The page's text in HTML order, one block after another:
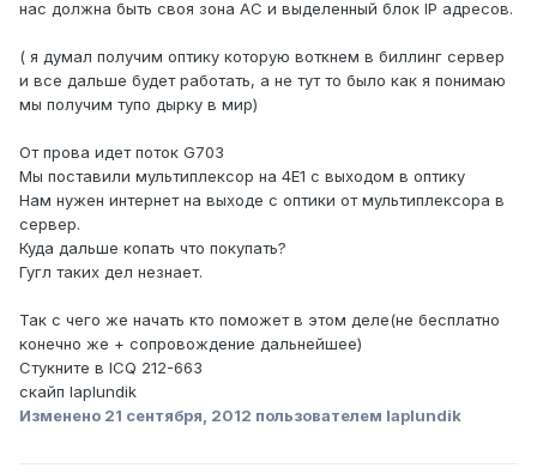
нас должна быть своя зона АС и выделенный блок IP адресов.
( я думал получим оптику которую воткнем в биллинг сервер
и все дальше будет работать, а не тут то было как я понимаю
мы получим тупо дырку в мир)
От прова идет поток G703
Мы поставили мультиплексор на 4Е1 с выходом в оптику
Нам нужен интернет на выходе с оптики от мультиплексора в
сервер.
Куда дальше копать что покупать?
Гугл таких дел незнает.
Так с чего же начать кто поможет в этом деле(не бесплатно
конечно же + сопровождение дальнейшее)
Стукните в ICQ 212-663
скайп laplundik
Изменено 21 сентября, 2012 пользователем laplundik